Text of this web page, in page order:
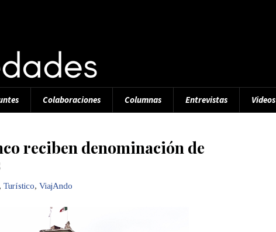
Colaboraciones Columnas Entrevistas Videos
reciben denominación de
, Turístico, ViajAndo